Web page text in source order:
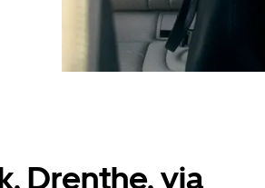
Drenthe, via